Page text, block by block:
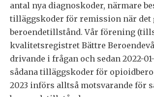
antal nya diagnoskoder, närmare
tilläggskoder för remission när det
beroendetillstånd. Vår förening
kvalitetsregistret Bättre
drivande i frågan och sedan 2022-
sådana tilläggskoder för
2023 införs alltså motsvarande för